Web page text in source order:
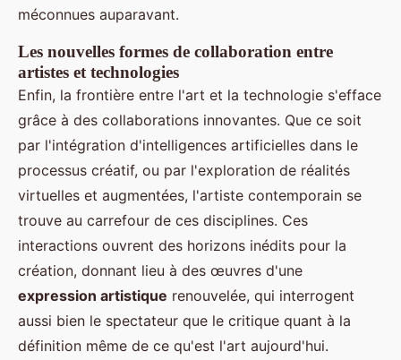
méconnues auparavant.
Les nouvelles formes de collaboration entre
artistes et technologies
Enfin, la frontière entre l'art et la technologie s'efface
grâce à des collaborations innovantes. Que ce soit
par l'intégration d'intelligences artificielles dans le
processus créatif, ou par l'exploration de réalités
virtuelles et augmentées, l'artiste contemporain se
trouve au carrefour de ces disciplines. Ces
interactions ouvrent des horizons inédits pour la
création, donnant lieu à des œuvres d'une
expression artistique renouvelée, qui interrogent
aussi bien le spectateur que le critique quant à la
définition même de ce qu'est l'art aujourd'hui.